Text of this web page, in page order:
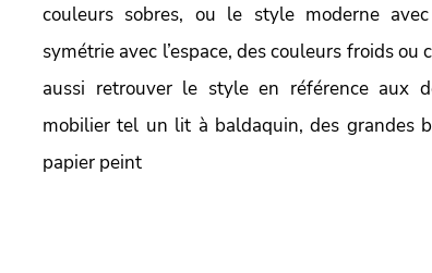
couleurs sobres, ou le style moderne
symétrie avec l’espace, des couleurs froids
aussi retrouver le style en référence aux
mobilier tel un lit à baldaquin, des grandes
papier peint